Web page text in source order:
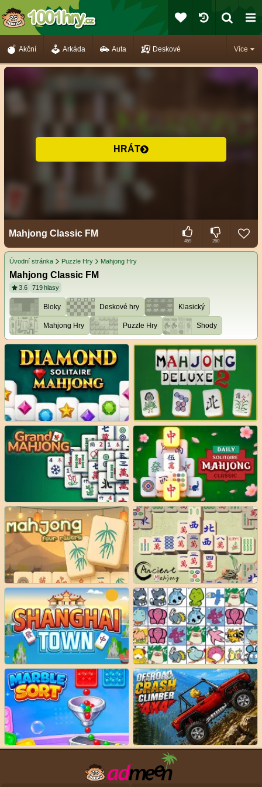
Více
Akční Arkáda Auta Deskové
HRÁT
Mahjong Classic FM
459 260
Úvodní stránka Puzzle Hry Mahjong Hry
Mahjong Classic FM
3.6 719 hlasy
Bloky Deskové hry Klasický
Mahjong Hry Puzzle Hry Shody